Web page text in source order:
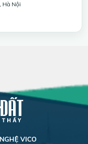
Hà Nội
VICO